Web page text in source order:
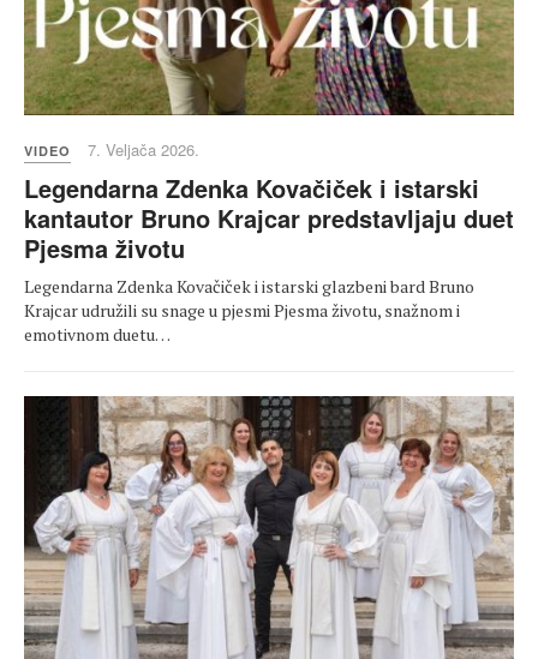
VIDEO 7. Veljača 2026.
Legendarna Zdenka Kovačiček i istarski
kantautor Bruno Krajcar predstavljaju duet
Pjesma životu
Legendarna Zdenka Kovačiček i istarski glazbeni bard Bruno
Krajcar udružili su snage u pjesmi Pjesma životu, snažnom i
emotivnom duetu…